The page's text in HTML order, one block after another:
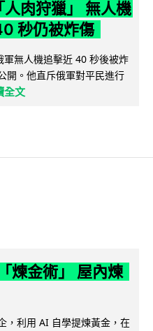
肉狩獵」 無人機
秒仍被炸傷
無人機追擊近 40 秒後被炸
開。他直斥俄軍對平民進行
全文
煉金術」 屋內煉
，利用 AI 自學提煉黃金，在